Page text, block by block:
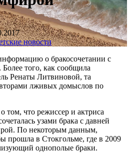
новости
о бракосочетании с
того, как сообщила
Ренаты Литвиновой, та
лживых домыслов по
что режиссер и актриса
узами брака с давней
По некоторым данным,
прошла в Стокгольме, где в 2009
однополые браки.